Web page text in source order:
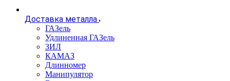
Доставка металла
ГАЗель
Удлиненная ГАЗель
ЗИЛ
КАМАЗ
Длинномер
Манипулятор